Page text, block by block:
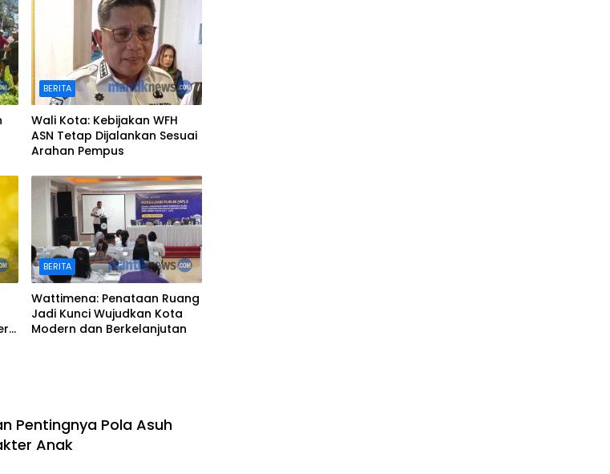
BERITA
Wali Kota: Kebijakan WFH
ASN Tetap Dijalankan Sesuai
Arahan Pempus
BERITA
Wattimena: Penataan Ruang
Jadi Kunci Wujudkan Kota
Modern dan Berkelanjutan
Pentingnya Pola Asuh
Anak